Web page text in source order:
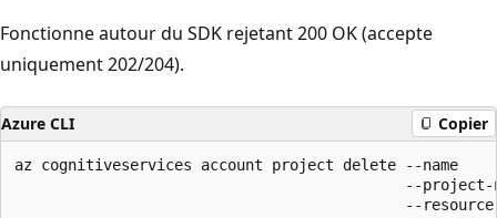
Fonctionne autour du SDK rejetant 200 OK (accepte
uniquement 202/204).
Azure CLI Copier
az cognitiveservices account project delete --name
--project-
--